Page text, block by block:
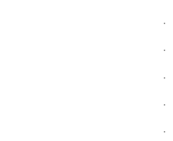
.
.
.
.
.